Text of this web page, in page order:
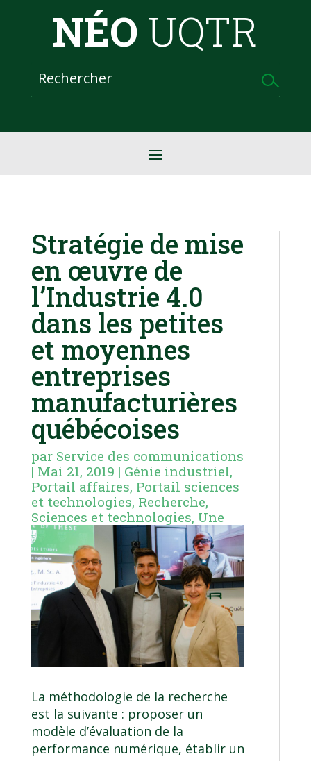
NÉO UQTR
Stratégie de mise
en œuvre de
l’Industrie 4.0
dans les petites
et moyennes
entreprises
manufacturières
québécoises
par Service des communications
| Mai 21, 2019 | Génie industriel,
Portail affaires, Portail sciences
et technologies, Recherche,
Sciences et technologies, Une
La méthodologie de la recherche
est la suivante : proposer un
modèle d’évaluation de la
performance numérique, établir un